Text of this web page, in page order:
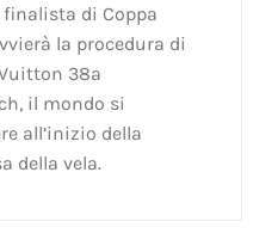
di Coppa
la procedura di
38a
il mondo si
all’inizio della
della vela.